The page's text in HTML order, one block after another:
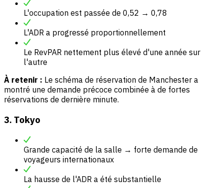
L'occupation est passée de 0,52 → 0,78
L'ADR a progressé proportionnellement
Le RevPAR nettement plus élevé d'une année sur
l'autre
À retenir : Le schéma de réservation de Manchester a
montré une demande précoce combinée à de fortes
réservations de dernière minute.
3. Tokyo
Grande capacité de la salle → forte demande de
voyageurs internationaux
La hausse de l'ADR a été substantielle